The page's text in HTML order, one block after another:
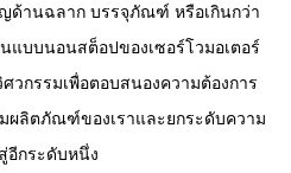
ด้านฉลาก บรรจุภัณฑ์ หรือเกินกว่า
บบนอนสต็อปของเซอร์โวมอเตอร์
วกรรมเพื่อตอบสนองความต้องการ
ลิตภัณฑ์ของเราและยกระดับความ
อีกระดับหนึ่ง